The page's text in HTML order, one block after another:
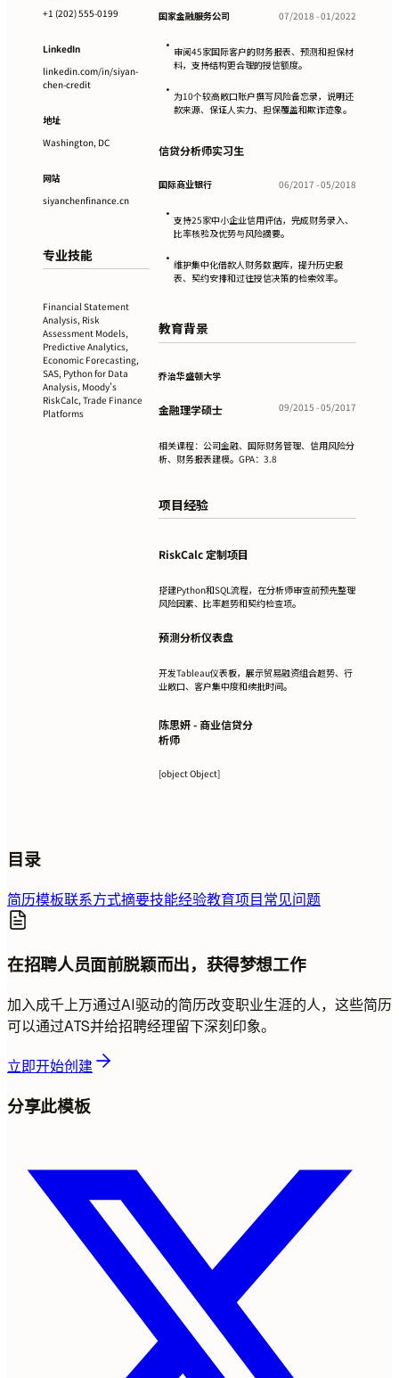
+1 (202) 555-0199
LinkedIn
linkedin.com/in/siyan-
chen-credit
地址
Washington, DC
网站
siyanchenfinance.cn
专业技能
Financial Statement
Analysis, Risk
Assessment Models,
Predictive Analytics,
Economic Forecasting,
SAS, Python for Data
Analysis, Moody's
RiskCalc, Trade Finance
Platforms
国家金融服务公司 07/2018 - 01/2022
• 审阅45家国际客户的财务报表、预测和担保材
料，支持结构更合理的授信额度。
• 为10个较高敞口账户撰写风险备忘录，说明还
款来源、保证人实力、担保覆盖和欺诈迹象。
信贷分析师实习生
国际商业银行 06/2017 - 05/2018
• 支持25家中小企业信用评估，完成财务录入、
比率核验及优势与风险摘要。
• 维护集中化借款人财务数据库，提升历史报
表、契约安排和过往授信决策的检索效率。
教育背景
乔治华盛顿大学
金融理学硕士 09/2015 - 05/2017
相关课程：公司金融、国际财务管理、信用风险分
析、财务报表建模。GPA：3.8
项目经验
RiskCalc 定制项目
搭建Python和SQL流程，在分析师审查前预先整理
风险因素、比率趋势和契约检查项。
预测分析仪表盘
开发Tableau仪表板，展示贸易融资组合趋势、行
业敞口、客户集中度和续批时间。
陈思妍 - 商业信贷分
析师
[object Object]
目录
简历模板联系方式摘要技能经验教育项目常见问题
在招聘人员面前脱颖而出，获得梦想工作
加入成千上万通过AI驱动的简历改变职业生涯的人，这些简历
可以通过ATS并给招聘经理留下深刻印象。
立即开始创建
分享此模板